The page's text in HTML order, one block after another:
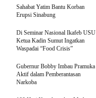
Sahabat Yatim Bantu Korban
Erupsi Sinabung
Di Seminar Nasional Ikafeb USU
Ketua Kadin Sumut Ingatkan
Waspadai “Food Crisis”
Gubernur Bobby Imbau Pramuka
Aktif dalam Pemberantasan
Narkoba